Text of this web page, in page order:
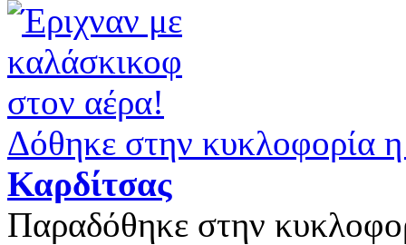
Δόθηκε στην κυκλοφορία
Καρδίτσας
Παραδόθηκε στην